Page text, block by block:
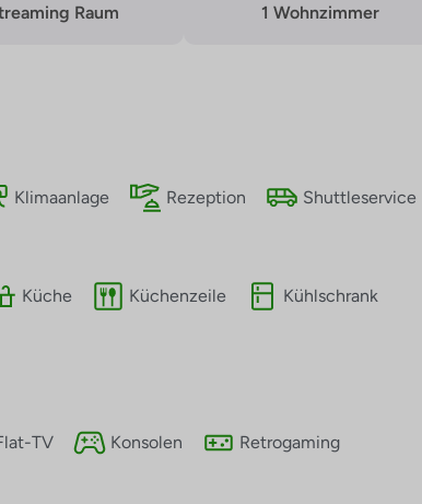
Raum 1 Wohnzimmer
Klimaanlage Rezeption Shuttleservice
Küche Küchenzeile Kühlschrank
TV Konsolen Retrogaming